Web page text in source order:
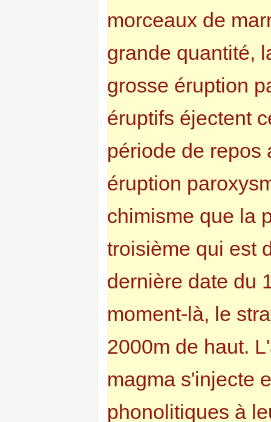
morceaux de
grande quantité,
grosse éruption
éruptifs éjectent
période de repos
éruption
chimisme que la
troisième qui est
dernière date du
moment-là, le
2000m de haut.
magma s'injecte
phonolitiques à